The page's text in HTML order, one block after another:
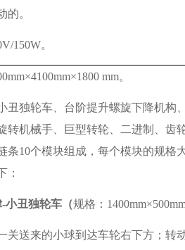
的。
150W。
×4100mm×1800 mm。
丑独轮车、台阶提升螺旋下降机构
转机械手、巨型转轮、二进制、齿
条10个模块组成，每个模块的规格
：
-小丑独轮车（规格： 1400mm×
关送来的小球到达车轮右下方；转